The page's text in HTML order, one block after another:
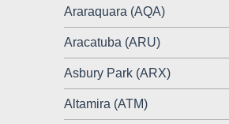
Araraquara (AQA)
Aracatuba (ARU)
Asbury Park (ARX)
Altamira (ATM)